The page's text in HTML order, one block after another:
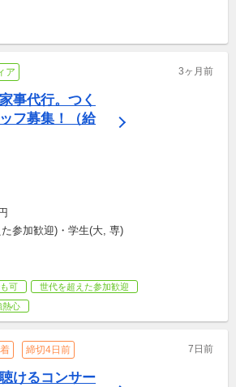
ア 3ヶ月前
事代行。つく
フ募集！（給
参加歓迎)・学生(大, 専)
可
世代を超えた参加歓迎
熱心
締切4日前 7日前
けるコンサー